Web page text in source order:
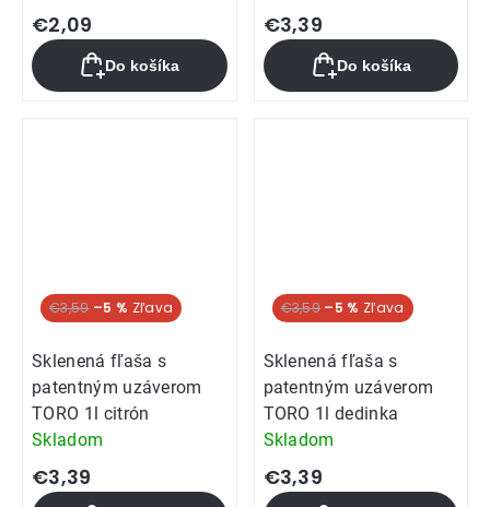
hodnotenie
produktu
je
5,0
€2,09
Do košíka
€3,39
Do košíka
€3,59 –5 %
Sklenená fľaša s
patentným uzáverom
TORO 1l citrón
Skladom
€3,39
€3,59 –5 %
Sklenená fľaša s
patentným uzáverom
TORO 1l dedinka
Skladom
€3,39